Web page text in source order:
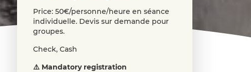
Price: 50€/personne/heure en séance
individuelle. Devis sur demande pour
groupes.
Check, Cash
⚠️ Mandatory registration